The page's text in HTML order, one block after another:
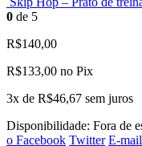
0 de 5
R$140,00
R$133,00 no Pix
3x de R$46,67 sem juros
Disponibilidade: Fora de
o Facebook Twitter E-mail